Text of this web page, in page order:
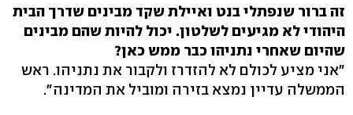
זה ברור שנפתלי בנט ואיילת שקד מבינים שדרך הבית
היהודי לא מגיעים לשלטון. יכול להיות שהם מבינים
שהיום שאחרי נתניהו כבר ממש כאן?
"אני מציע לכולם לא להזדרז ולקבור את נתניהו. ראש
הממשלה עדיין נמצא בזירה ומוביל את המדינה".